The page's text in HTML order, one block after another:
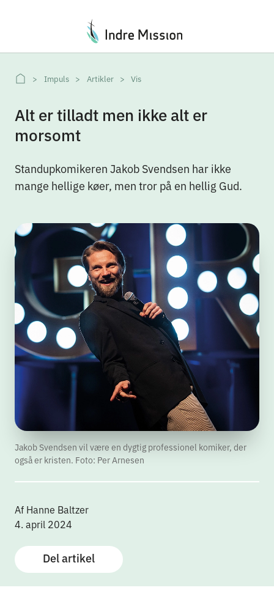
Impuls Artikler Vis
Alt er tilladt men ikke alt er
morsomt
Standupkomikeren Jakob Svendsen har ikke
mange hellige køer, men tror på en hellig Gud.
Jakob Svendsen vil være en dygtig professionel komiker, der
også er kristen. Foto: Per Arnesen
Af Hanne Baltzer
4. april 2024
Del artikel